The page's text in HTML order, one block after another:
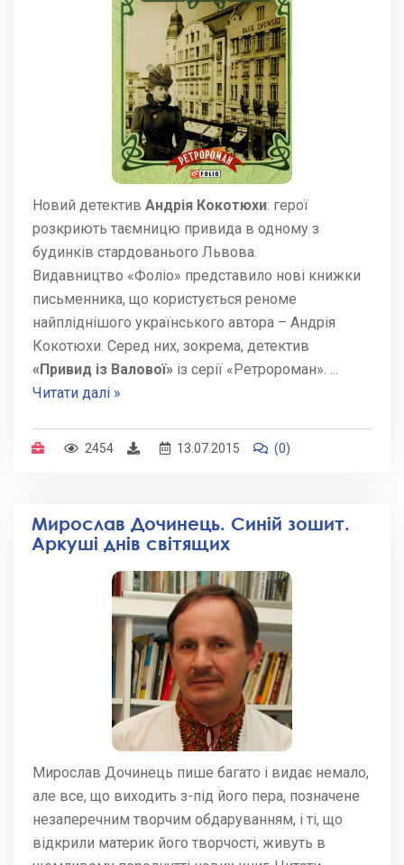
Новий детектив Андрія Кокотюхи: герої
розкриють таємницю привида в одному з
будинків стардованього Львова.
Видавництво «Фоліо» представило нові книжки
письменника, що користується реноме
найпліднішого українського автора – Андрія
Кокотюхи. Серед них, зокрема, детектив
«Привид із Валової» із серії «Ретророман».
Читати далі »
2454 13.07.2015 (0)
Мирослав Дочинець. Синій зошит.
Аркуші днів світящих
Мирослав Дочинець пише багато і видає немало,
але все, що виходить з-під його пера, позначене
незаперечним творчим обдаруванням, і ті, що
відкрили материк його творчості, живуть в